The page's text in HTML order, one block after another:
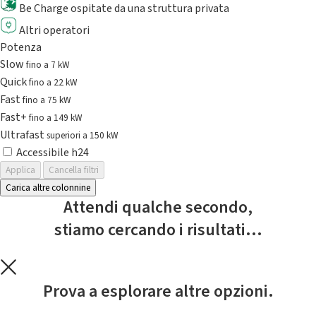
Be Charge ospitate da una struttura privata
Altri operatori
Potenza
Slowfino a 7 kW
Quickfino a 22 kW
Fastfino a 75 kW
Fast+fino a 149 kW
Ultrafast superiori a 150 kW
Accessibile h24
Applica
Cancella filtri
Carica altre colonnine
Attendi qualche secondo,
stiamo cercando i risultati...
Prova a esplorare altre opzioni.